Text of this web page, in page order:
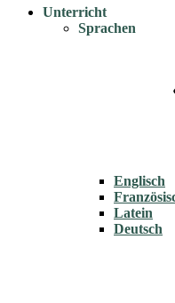
Unterricht
Sprachen
Englisch
Latein
Deutsch